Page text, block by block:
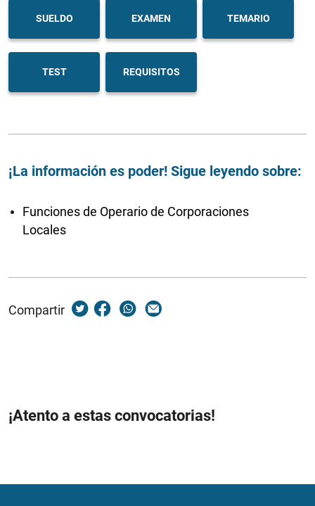
SUELDO EXAMEN TEMARIO
TEST REQUISITOS
¡La información es poder! Sigue leyendo sobre:
Funciones de Operario de Corporaciones
Locales
Compartir
¡Atento a estas convocatorias!